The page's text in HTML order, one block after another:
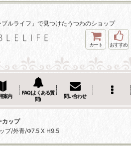
ルライフ」で見つけたうつわのショップ
カート おすすめ
案内
FAQ(よくある質
問)
問い合わせ
カップ
プ/外青/Φ7.5 X H9.5